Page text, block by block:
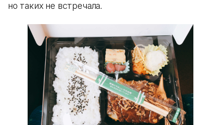
но таких не встречала.